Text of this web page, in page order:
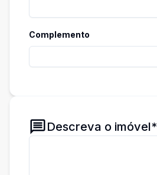
Complemento
Descreva o imóvel*